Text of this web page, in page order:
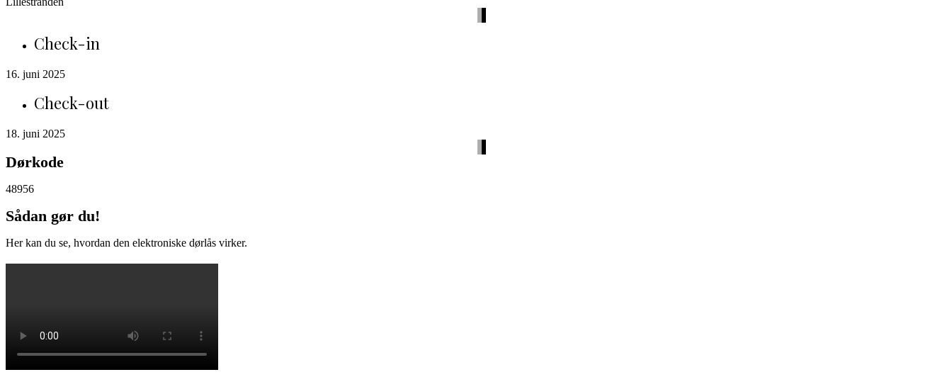
Check-in
16. juni 2025
Check-out
18. juni 2025
Dørkode
48956
Sådan gør du!
Her kan du se, hvordan den elektroniske dørlås virker.